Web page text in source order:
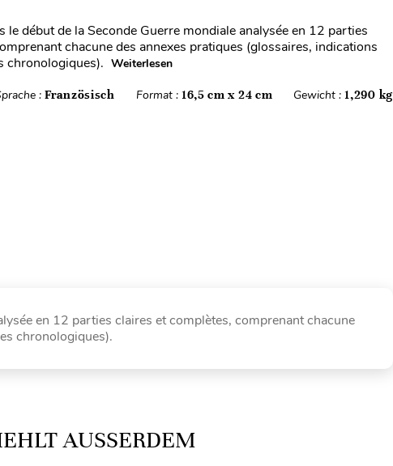
le début de la Seconde Guerre mondiale analysée en 12 parties
chacune des annexes pratiques (glossaires, indications
chronologiques). Weiterlesen
:Französisch Format : 16,5 cm x 24 cm Gewicht :1,290 kg
en 12 parties claires et complètes, comprenant chacune
chronologiques).
AUSSERDEM